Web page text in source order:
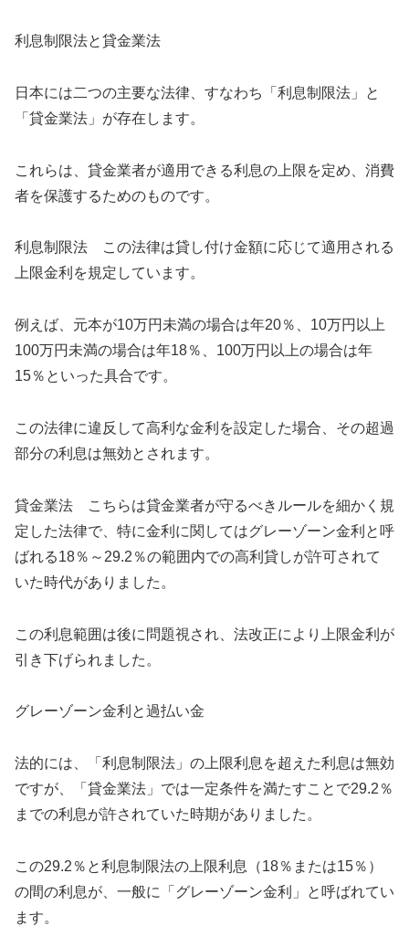
利息制限法と貸金業法
日本には二つの主要な法律、すなわち「利息制限法」と
「貸金業法」が存在します。
これらは、貸金業者が適用できる利息の上限を定め、消費
者を保護するためのものです。
利息制限法 この法律は貸し付け金額に応じて適用される
上限金利を規定しています。
例えば、元本が10万円未満の場合は年20％、10万円以上
100万円未満の場合は年18％、100万円以上の場合は年
15％といった具合です。
この法律に違反して高利な金利を設定した場合、その超過
部分の利息は無効とされます。
貸金業法 こちらは貸金業者が守るべきルールを細かく規
定した法律で、特に金利に関してはグレーゾーン金利と呼
ばれる18％～29.2％の範囲内での高利貸しが許可されて
いた時代がありました。
この利息範囲は後に問題視され、法改正により上限金利が
引き下げられました。
グレーゾーン金利と過払い金
法的には、「利息制限法」の上限利息を超えた利息は無効
ですが、「貸金業法」では一定条件を満たすことで29.2％
までの利息が許されていた時期がありました。
この29.2％と利息制限法の上限利息（18％または15％）
の間の利息が、一般に「グレーゾーン金利」と呼ばれてい
ます。